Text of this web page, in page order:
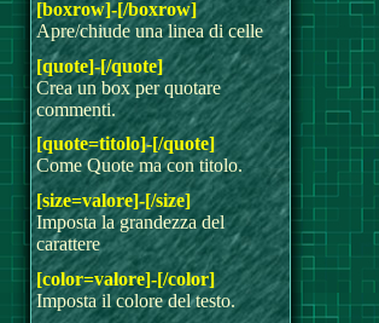
[boxrow]-[/boxrow]
Apre/chiude una linea di celle
[quote]-[/quote]
Crea un box per quotare
commenti.
[quote=titolo]-[/quote]
Come Quote ma con titolo.
[size=valore]-[/size]
Imposta la grandezza del
carattere
[color=valore]-[/color]
Imposta il colore del testo.